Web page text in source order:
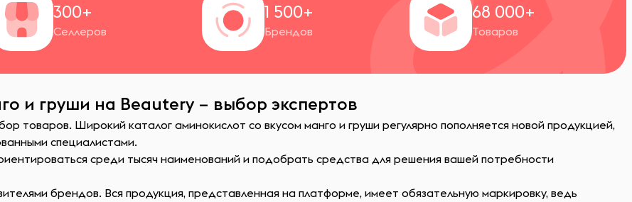
300+
Селлеров
1 500+
Брендов
68 000+
Товаров
и груши на Beautery – выбор экспертов
товаров. Широкий каталог аминокислот со вкусом манго и груши регулярно пополняется новой продукцией,
специалистами.
среди тысяч наименований и подобрать средства для решения вашей потребности
брендов. Вся продукция, представленная на платформе, имеет обязательную маркировку, ведь